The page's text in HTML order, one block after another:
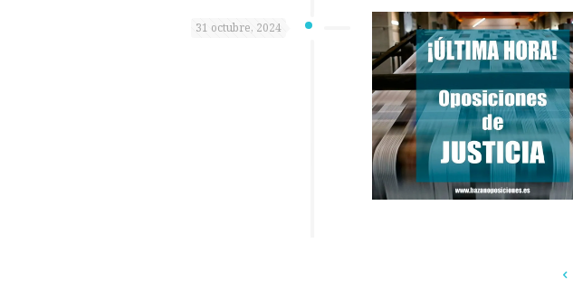
31 octubre, 2024